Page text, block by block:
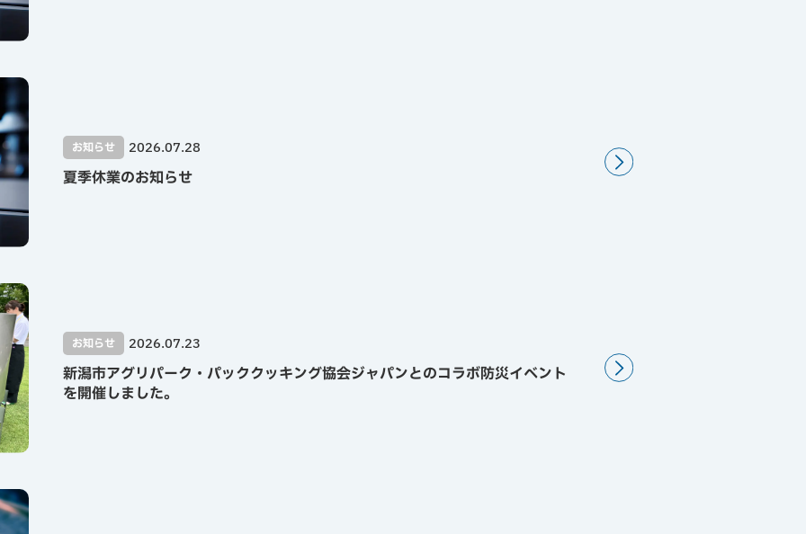
お知らせ 2026.07.28
夏季休業のお知らせ
お知らせ 2026.07.23
新潟市アグリパーク・パッククッキング協会ジャパンとのコラボ防災イベント
を開催しました。